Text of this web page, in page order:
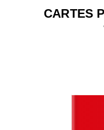
CARTES